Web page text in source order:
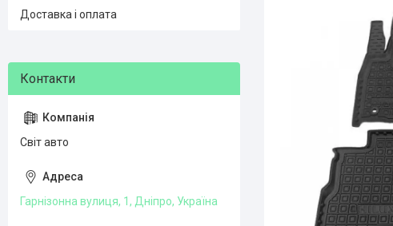
Доставка і оплата
Світ авто
Гарнізонна вулиця, 1, Дніпро, Україна